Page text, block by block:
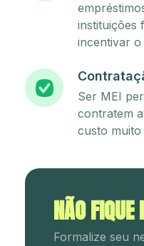
instituições
incentivar
Ser MEI
contratem
custo
NÃO
Formalize seu